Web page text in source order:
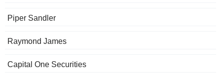
Piper Sandler
Raymond James
Capital One Securities